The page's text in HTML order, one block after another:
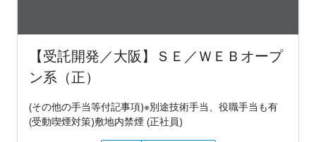
【受託開発／大阪】ＳＥ／ＷＥＢオープ
ン系（正）
(その他の手当等付記事項)※別途技術手当、役職手当も有
(受動喫煙対策)敷地内禁煙 (正社員)